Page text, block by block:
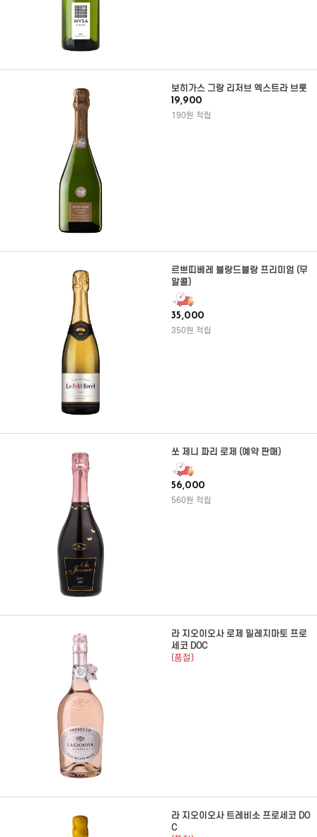
보히가스 그랑 리저브 엑스트라 브룻
19,900
190원 적립
르쁘띠베레 블랑드블랑 프리미엄 (무
알콜)
35,000
350원 적립
쏘 제니 파리 로제 (예약 판매)
56,000
560원 적립
라 지오이오사 로제 밀레지마토 프로
세코 DOC
(품절)
라 지오이오사 트레비소 프로세코 DO
C